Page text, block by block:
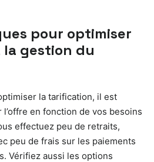
pour optimiser
la gestion du
la tarification, il est
en fonction de vos besoins
effectuez peu de retraits,
peu de frais sur les paiements
Vérifiez aussi les options